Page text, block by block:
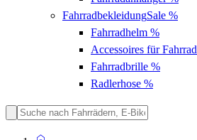
FahrradbekleidungSale %
Fahrradhelm %
Accessoires für Fahrrad
Fahrradbrille %
Radlerhose %